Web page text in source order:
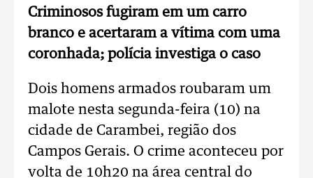
Criminosos fugiram em um carro
branco e acertaram a vítima com uma
coronhada; polícia investiga o caso
Dois homens armados roubaram um
malote nesta segunda-feira (10) na
cidade de Carambei, região dos
Campos Gerais. O crime aconteceu por
volta de 10h20 na área central do